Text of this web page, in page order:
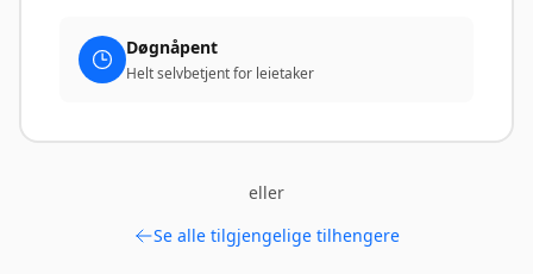
Døgnåpent
Helt selvbetjent for leietaker
eller
Se alle tilgjengelige tilhengere